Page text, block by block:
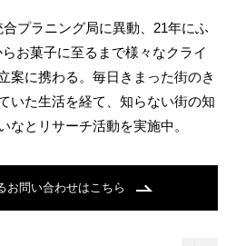
プラニング局に異動、21年にふ
お菓子に至るまで様々なクライ
案に携わる。毎日きまった街のき
いた生活を経て、知らない街の知
なとリサーチ活動を実施中。
お問い合わせはこちら